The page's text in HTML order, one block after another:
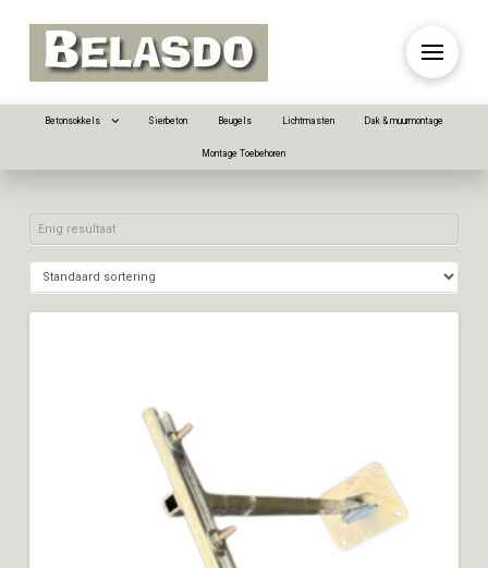
Betonsokkels Sierbeton Beugels Lichtmasten Dak & muurmontage
Montage Toebehoren
Enig resultaat